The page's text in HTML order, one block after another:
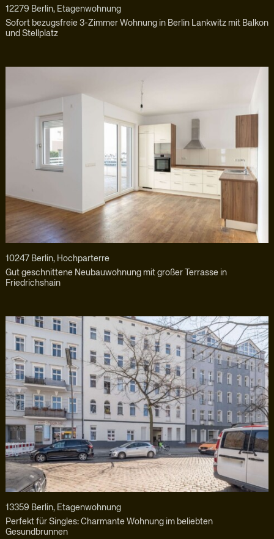
12279 Berlin, Etagenwohnung
Sofort bezugsfreie 3-Zimmer Wohnung in Berlin Lankwitz mit Balkon
und Stellplatz
10247 Berlin, Hochparterre
Gut geschnittene Neubauwohnung mit großer Terrasse in
Friedrichshain
13359 Berlin, Etagenwohnung
Perfekt für Singles: Charmante Wohnung im beliebten
Gesundbrunnen